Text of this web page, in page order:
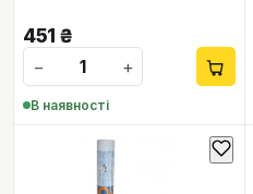
451 ₴
−
+
В наявності